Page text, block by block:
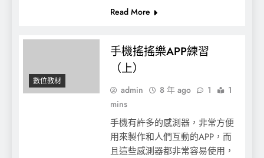
Read More
數位教材
手機搖搖樂APP練習
（上）
admin 8 年 ago 1
1
mins
手機有許多的感測器，非常方便
用來製作和人們互動的APP，而
且這些感測器都非常容易使用，